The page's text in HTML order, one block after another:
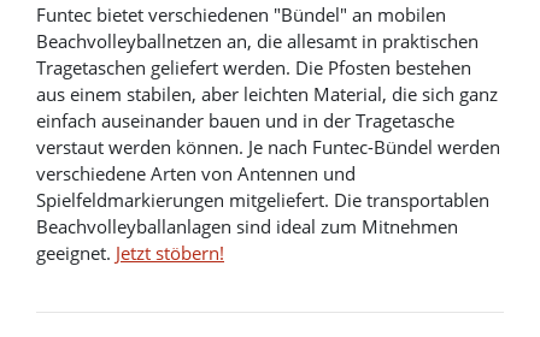
Funtec bietet verschiedenen "Bündel" an mobilen
Beachvolleyballnetzen an, die allesamt in praktischen
Tragetaschen geliefert werden. Die Pfosten bestehen
aus einem stabilen, aber leichten Material, die sich ganz
einfach auseinander bauen und in der Tragetasche
verstaut werden können. Je nach Funtec-Bündel werden
verschiedene Arten von Antennen und
Spielfeldmarkierungen mitgeliefert. Die transportablen
Beachvolleyballanlagen sind ideal zum Mitnehmen
geeignet. Jetzt stöbern!